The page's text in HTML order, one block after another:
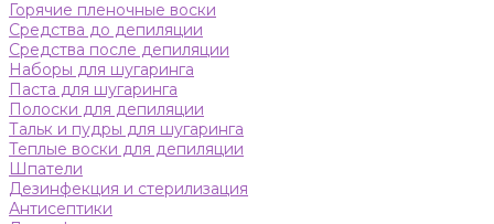
Горячие пленочные воски
Средства до депиляции
Средства после депиляции
Наборы для шугаринга
Паста для шугаринга
Полоски для депиляции
Тальк и пудры для шугаринга
Теплые воски для депиляции
Шпатели
Дезинфекция и стерилизация
Антисептики